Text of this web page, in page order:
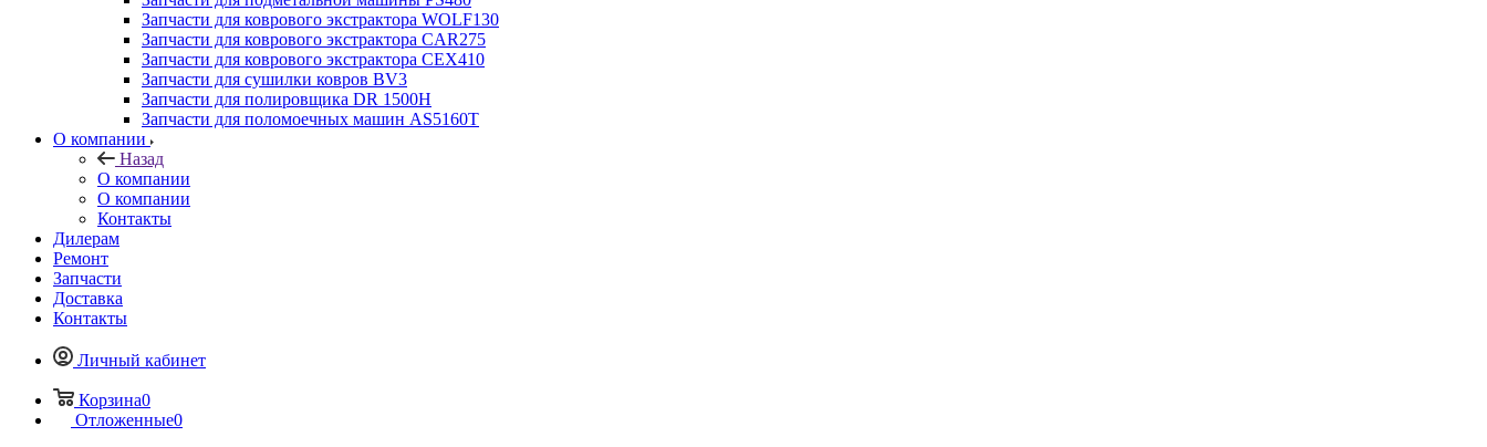
Запчасти для коврового экстрактора WOLF130
Запчасти для коврового экстрактора CAR275
Запчасти для коврового экстрактора CEX410
Запчасти для сушилки ковров BV3
Запчасти для полировщика DR 1500H
Запчасти для поломоечных машин AS5160T
О компании
Назад
О компании
О компании
Контакты
Дилерам
Ремонт
Запчасти
Доставка
Контакты
Личный кабинет
Корзина0
Отложенные0